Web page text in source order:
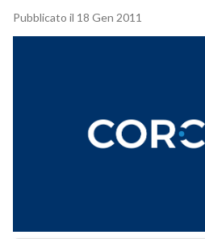
Pubblicato il 18 Gen 2011